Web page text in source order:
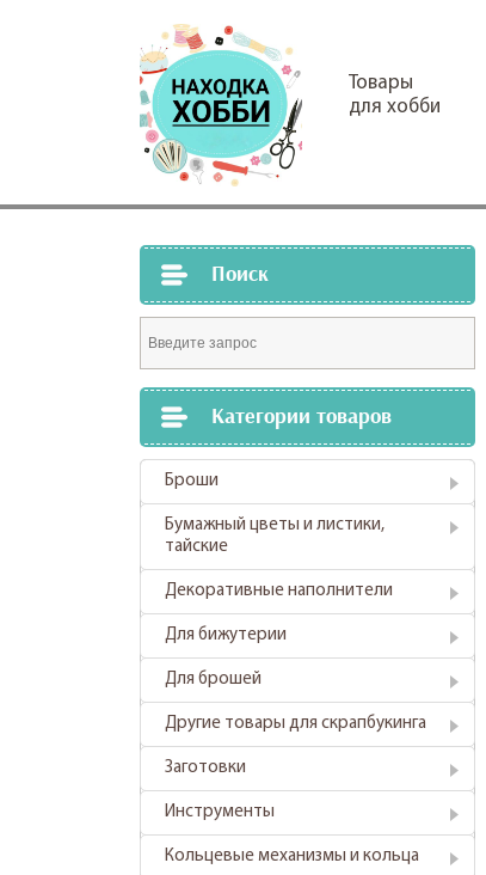
Товары
для хобби
Поиск
Категории товаров
Броши
Бумажный цветы и листики,
тайские
Декоративные наполнители
Для бижутерии
Для брошей
Другие товары для скрапбукинга
Заготовки
Инструменты
Кольцевые механизмы и кольца